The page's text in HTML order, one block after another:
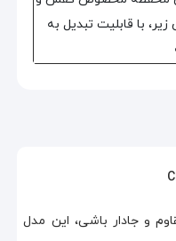
زیر، با قابلیت تبدیل به
و جادار باشی، این مدل